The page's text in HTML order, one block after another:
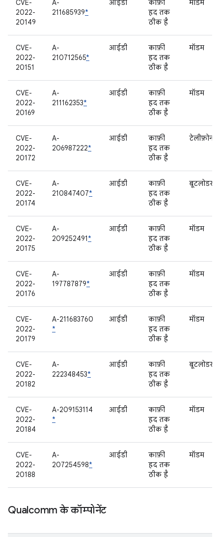
CVE-
2022-
20149
A-
211685939*
आईडी
काफ़ी
हद तक
ठीक है
मॉडम
CVE-
2022-
20151
A-
210712565*
आईडी
काफ़ी
हद तक
ठीक है
मॉडम
CVE-
2022-
20169
A-
211162353*
आईडी
काफ़ी
हद तक
ठीक है
मॉडम
CVE-
2022-
20172
A-
206987222*
आईडी
काफ़ी
हद तक
ठीक है
टेलीफ़ोनी
CVE-
2022-
20174
A-
210847407*
आईडी
काफ़ी
हद तक
ठीक है
बूटलोडर
CVE-
2022-
20175
A-
209252491*
आईडी
काफ़ी
हद तक
ठीक है
मॉडम
CVE-
2022-
20176
A-
197787879*
आईडी
काफ़ी
हद तक
ठीक है
मॉडम
CVE-
2022-
20179
A-211683760
*
आईडी
काफ़ी
हद तक
ठीक है
मॉडम
CVE-
2022-
20182
A-
222348453*
आईडी
काफ़ी
हद तक
ठीक है
बूटलोडर
CVE-
2022-
20184
A-209153114
*
आईडी
काफ़ी
हद तक
ठीक है
मॉडम
CVE-
2022-
20188
A-
207254598*
आईडी
काफ़ी
हद तक
ठीक है
मॉडम
Qualcomm के कॉम्पोनेंट